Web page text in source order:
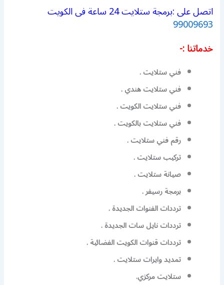
اتصل على :برمجة ستلايت 24 ساعة فى الكويت
99009693
خدماتنا :-
فني ستلايت .
فني ستلايت هندي .
فني ستلايت الكويت .
فني ستلايت بالكويت .
رقم فني ستلايت .
تركيب ستلايت .
صيانة ستلايت .
برمجة رسيفر .
ترددات الفنوات الجديدة .
ترددات نايل سات الجديدة .
ترددات قنوات الكويت الفضائية .
تمديد وايرات ستلايت .
ستلايت مركزي.